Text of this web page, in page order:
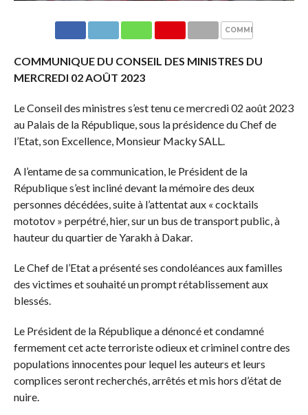
COMMENTAIRES
COMMUNIQUE DU CONSEIL DES MINISTRES DU
MERCREDI 02 AOÛT 2023
Le Conseil des ministres s’est tenu ce mercredi 02 août 2023
au Palais de la République, sous la présidence du Chef de
l’Etat, son Excellence, Monsieur Macky SALL.
A l’entame de sa communication, le Président de la
République s’est incliné devant la mémoire des deux
personnes décédées, suite à l’attentat aux « cocktails
mototov » perpétré, hier, sur un bus de transport public, à
hauteur du quartier de Yarakh à Dakar.
Le Chef de l’Etat a présenté ses condoléances aux familles
des victimes et souhaité un prompt rétablissement aux
blessés.
Le Président de la République a dénoncé et condamné
fermement cet acte terroriste odieux et criminel contre des
populations innocentes pour lequel les auteurs et leurs
complices seront recherchés, arrêtés et mis hors d’état de
nuire.